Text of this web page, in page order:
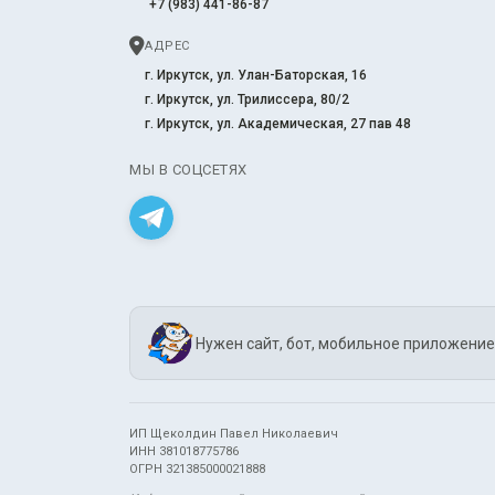
+7 (983) 441-86-87
АДРЕС
г. Иркутск, ул. Улан-Баторская, 16
г. Иркутск, ул. Трилиссера, 80/2
г. Иркутск, ул. Академическая, 27 пав 48
МЫ В СОЦСЕТЯХ
Нужен сайт, бот, мобильное
ИП Щеколдин Павел Николаевич
ИНН 381018775786
ОГРН 321385000021888